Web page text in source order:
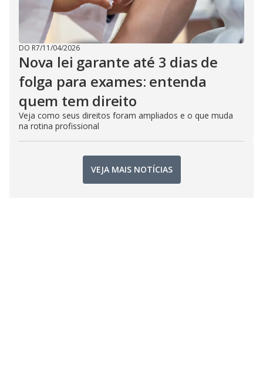
DO R7/11/04/2026
Nova lei garante até 3 dias de
folga para exames: entenda
quem tem direito
Veja como seus direitos foram ampliados e o que muda
na rotina profissional
VEJA MAIS NOTÍCIAS